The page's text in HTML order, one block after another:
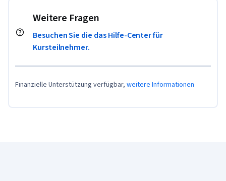
Weitere Fragen
Besuchen Sie die das Hilfe-Center für
Kursteilnehmer.
Finanzielle Unterstützung verfügbar, weitere Informationen